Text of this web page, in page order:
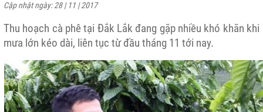
Cập nhật ngày: 28 | 11 | 2017
Thu hoạch cà phê tại Đắk Lắk đang gặp nhiều khó khăn khi
mưa lớn kéo dài, liên tục từ đầu tháng 11 tới nay.